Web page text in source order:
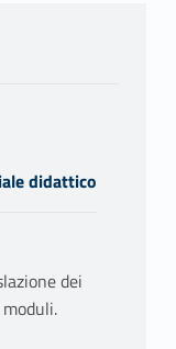
didattico
dei